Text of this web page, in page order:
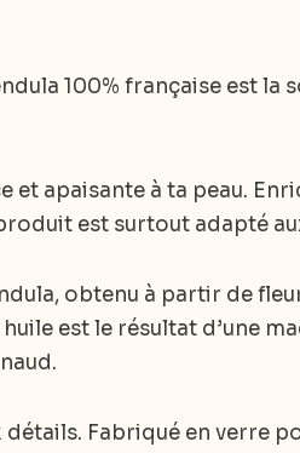
100% française est
apaisante à ta peau.
est surtout adapté
obtenu à partir de
est le résultat d’une
Fabriqué en verre